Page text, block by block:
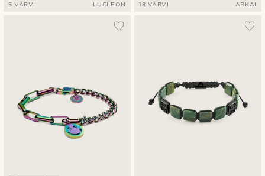
5 VÄRVI LUCLEON 13 VÄRVI ARKAI